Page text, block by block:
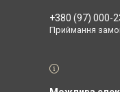
+380 (97) 000-
Приймання